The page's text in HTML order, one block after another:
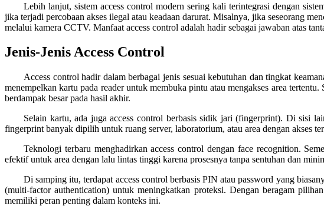
Lebih lanjut, sistem access control modern sering kali terintegrasi dengan
jika terjadi percobaan akses ilegal atau keadaan darurat. Misalnya, jika seseorang
melalui kamera CCTV. Manfaat access control adalah hadir sebagai jawaban atas
Jenis-Jenis Access Control
Access control hadir dalam berbagai jenis sesuai kebutuhan dan tingkat
menempelkan kartu pada reader untuk membuka pintu atau mengakses area
berdampak besar pada hasil akhir.
Selain kartu, ada juga access control berbasis sidik jari (fingerprint). Di sisi
fingerprint banyak dipilih untuk ruang server, laboratorium, atau area dengan akses
Teknologi terbaru menghadirkan access control dengan face recognition.
efektif untuk area dengan lalu lintas tinggi karena prosesnya tanpa sentuhan dan
Di samping itu, terdapat access control berbasis PIN atau password yang
(multi-factor authentication) untuk meningkatkan proteksi. Dengan beragam
memiliki peran penting dalam konteks ini.